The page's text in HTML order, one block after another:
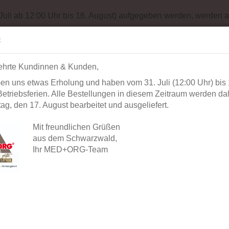
Kundinnen & Kunden,
uns etwas Erholung und haben vom 31. Juli (12:00 Uhr) bis
Alle Bestellungen in diesem Zeitraum werden
den 17. August bearbeitet und ausgeliefert.
Mit freundlichen Grüßen
aus dem Schwarzwald,
Ihr MED+ORG-Team
ab 12:00 Uhr bis 16. August) aufgegeben werden, werden
BÜROORGANISATION
Einwegprodukte » MED AUXIL Stuhlprobenfänger (deutsch)